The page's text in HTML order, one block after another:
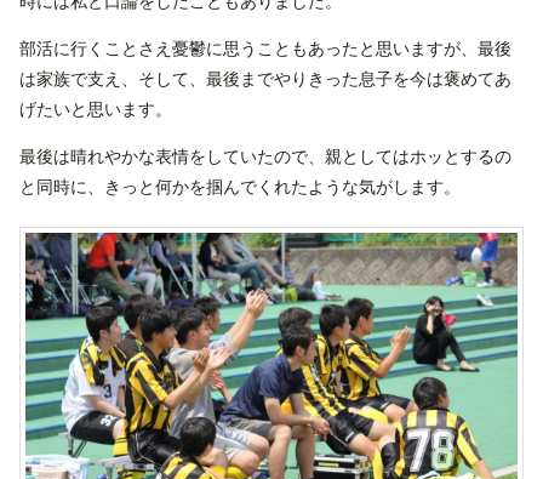
部活に行くことさえ憂鬱に思うこともあったと思いますが、最後
は家族で支え、そして、最後までやりきった息子を今は褒めてあ
げたいと思います。
最後は晴れやかな表情をしていたので、親としてはホッとするの
と同時に、きっと何かを掴んでくれたような気がします。